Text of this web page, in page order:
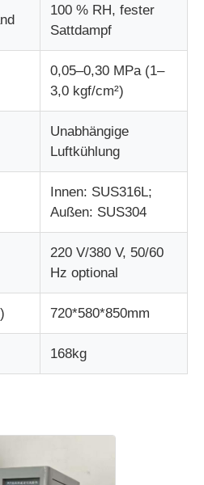
100 % RH, fester
Sattdampf
0,05–0,30 MPa (1–
3,0 kgf/cm²)
Unabhängige
Luftkühlung
Innen: SUS316L;
Außen: SUS304
220 V/380 V, 50/60
Hz optional
720*580*850mm
168kg